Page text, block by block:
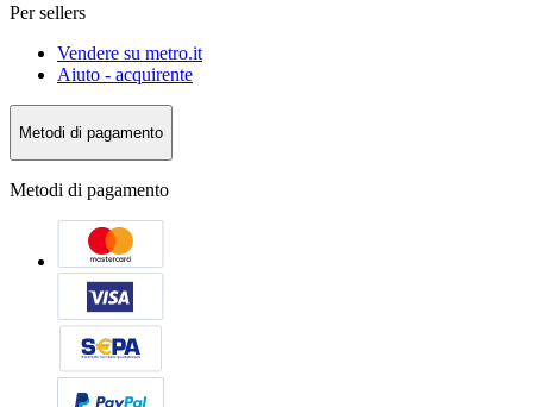
Per sellers
Vendere su metro.it
Aiuto - acquirente
Metodi di pagamento
Metodi di pagamento